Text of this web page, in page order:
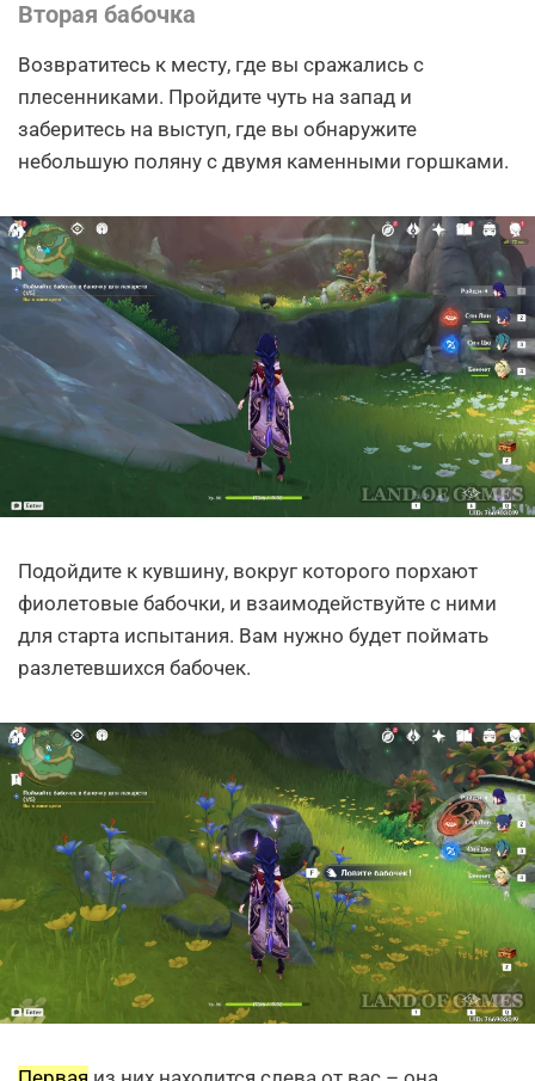
Вторая бабочка
Возвратитесь к месту, где вы сражались с
плесенниками. Пройдите чуть на запад и
заберитесь на выступ, где вы обнаружите
небольшую поляну с двумя каменными горшками.
Подойдите к кувшину, вокруг которого порхают
фиолетовые бабочки, и взаимодействуйте с ними
для старта испытания. Вам нужно будет поймать
разлетевшихся бабочек.